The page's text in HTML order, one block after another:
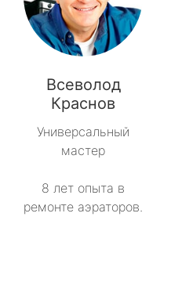
Всеволод
Краснов
Универсальный
мастер
8 лет опыта в
ремонте аэраторов.